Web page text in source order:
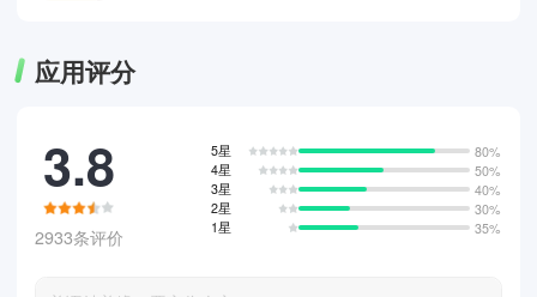
应用评分
3.8
2933条评价
5星
80%
4星
50%
3星
40%
2星
30%
1星
35%